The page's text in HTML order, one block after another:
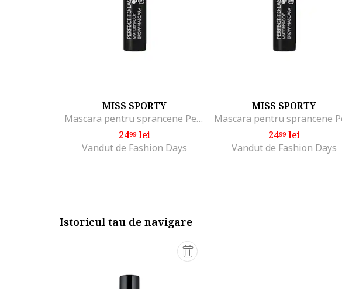
MISS SPORTY
Mascara pentru sprancene Perfect to Last 30, 4,5 ml
2499lei
Vandut de Fashion Days
MISS SPORTY
2499lei
Vandut de Fashion Days
Istoricul tau de navigare